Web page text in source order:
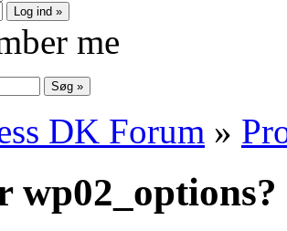
me
DK Forum »
wp02_options?